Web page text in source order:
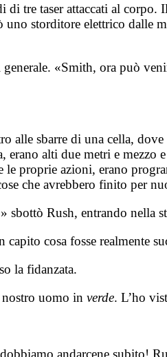
tre taser attaccati al
storditore elettrico dalle
«Smith, ora può
alle sbarre di una cella,
alti due metri e mezzo
proprie azioni, erano
che avrebbero finito per
Rush, entrando nella
cosa fosse realmente
la fidanzata.
uomo in verde. L’ho
andarcene subito!